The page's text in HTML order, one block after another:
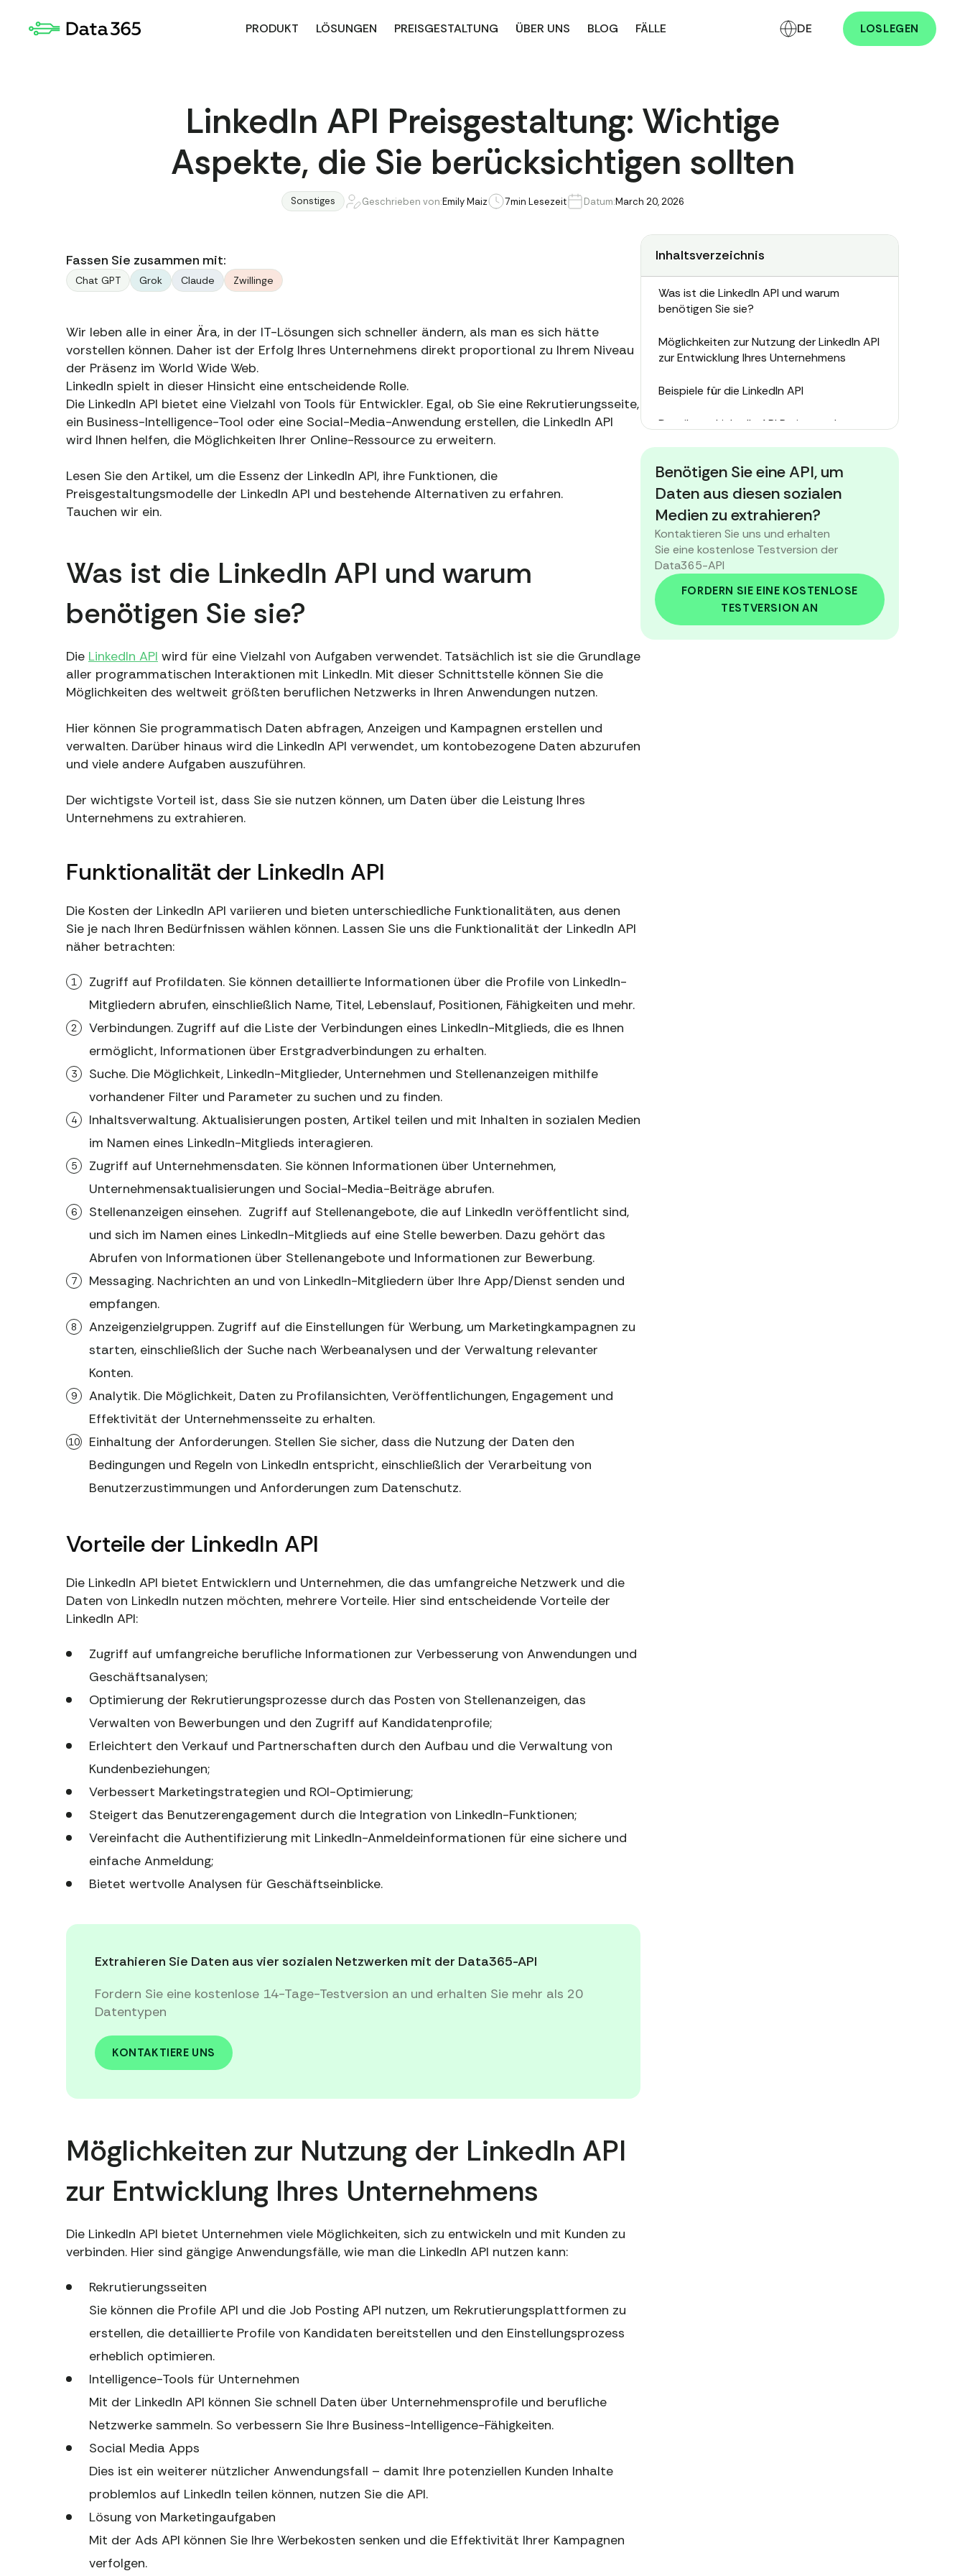
PRODUKT LÖSUNGEN PREISGESTALTUNG ÜBER UNS BLOG FÄLLE DE LOSLEGEN
LinkedIn API Preisgestaltung: Wichtige
Aspekte, die Sie berücksichtigen sollten
Sonstiges Geschrieben von:Emily Maiz 7min Lesezeit Datum:March 20, 2026
Fassen Sie zusammen mit:
Chat GPT Grok Claude Zwillinge
Wir leben alle in einer Ära, in der IT-Lösungen sich schneller ändern, als man es sich hätte
vorstellen können. Daher ist der Erfolg Ihres Unternehmens direkt proportional zu Ihrem Niveau
der Präsenz im World Wide Web.
LinkedIn spielt in dieser Hinsicht eine entscheidende Rolle.
Die LinkedIn API bietet eine Vielzahl von Tools für Entwickler. Egal, ob Sie eine Rekrutierungsseite,
ein Business-Intelligence-Tool oder eine Social-Media-Anwendung erstellen, die LinkedIn API
wird Ihnen helfen, die Möglichkeiten Ihrer Online-Ressource zu erweitern.
Lesen Sie den Artikel, um die Essenz der LinkedIn API, ihre Funktionen, die
Preisgestaltungsmodelle der LinkedIn API und bestehende Alternativen zu erfahren.
Tauchen wir ein.
Was ist die LinkedIn API und warum
benötigen Sie sie?
Die LinkedIn API wird für eine Vielzahl von Aufgaben verwendet. Tatsächlich ist sie die Grundlage
aller programmatischen Interaktionen mit LinkedIn. Mit dieser Schnittstelle können Sie die
Möglichkeiten des weltweit größten beruflichen Netzwerks in Ihren Anwendungen nutzen.
Hier können Sie programmatisch Daten abfragen, Anzeigen und Kampagnen erstellen und
verwalten. Darüber hinaus wird die LinkedIn API verwendet, um kontobezogene Daten abzurufen
und viele andere Aufgaben auszuführen.
Der wichtigste Vorteil ist, dass Sie sie nutzen können, um Daten über die Leistung Ihres
Unternehmens zu extrahieren.
Funktionalität der LinkedIn API
Die Kosten der LinkedIn API variieren und bieten unterschiedliche Funktionalitäten, aus denen
Sie je nach Ihren Bedürfnissen wählen können. Lassen Sie uns die Funktionalität der LinkedIn API
näher betrachten:
Zugriff auf Profildaten. Sie können detaillierte Informationen über die Profile von LinkedIn-
Mitgliedern abrufen, einschließlich Name, Titel, Lebenslauf, Positionen, Fähigkeiten und mehr.
Verbindungen. Zugriff auf die Liste der Verbindungen eines LinkedIn-Mitglieds, die es Ihnen
ermöglicht, Informationen über Erstgradverbindungen zu erhalten.
Suche. Die Möglichkeit, LinkedIn-Mitglieder, Unternehmen und Stellenanzeigen mithilfe
vorhandener Filter und Parameter zu suchen und zu finden.
Inhaltsverwaltung. Aktualisierungen posten, Artikel teilen und mit Inhalten in sozialen Medien
im Namen eines LinkedIn-Mitglieds interagieren.
Zugriff auf Unternehmensdaten. Sie können Informationen über Unternehmen,
Unternehmensaktualisierungen und Social-Media-Beiträge abrufen.
Stellenanzeigen einsehen. Zugriff auf Stellenangebote, die auf LinkedIn veröffentlicht sind,
und sich im Namen eines LinkedIn-Mitglieds auf eine Stelle bewerben. Dazu gehört das
Abrufen von Informationen über Stellenangebote und Informationen zur Bewerbung.
Messaging. Nachrichten an und von LinkedIn-Mitgliedern über Ihre App/Dienst senden und
empfangen.
Anzeigenzielgruppen. Zugriff auf die Einstellungen für Werbung, um Marketingkampagnen zu
starten, einschließlich der Suche nach Werbeanalysen und der Verwaltung relevanter
Konten.
Analytik. Die Möglichkeit, Daten zu Profilansichten, Veröffentlichungen, Engagement und
Effektivität der Unternehmensseite zu erhalten.
Einhaltung der Anforderungen. Stellen Sie sicher, dass die Nutzung der Daten den
Bedingungen und Regeln von LinkedIn entspricht, einschließlich der Verarbeitung von
Benutzerzustimmungen und Anforderungen zum Datenschutz.
Vorteile der LinkedIn API
Die LinkedIn API bietet Entwicklern und Unternehmen, die das umfangreiche Netzwerk und die
Daten von LinkedIn nutzen möchten, mehrere Vorteile. Hier sind entscheidende Vorteile der
LinkedIn API:
Zugriff auf umfangreiche berufliche Informationen zur Verbesserung von Anwendungen und
Geschäftsanalysen;
Optimierung der Rekrutierungsprozesse durch das Posten von Stellenanzeigen, das
Verwalten von Bewerbungen und den Zugriff auf Kandidatenprofile;
Erleichtert den Verkauf und Partnerschaften durch den Aufbau und die Verwaltung von
Kundenbeziehungen;
Verbessert Marketingstrategien und ROI-Optimierung;
Steigert das Benutzerengagement durch die Integration von LinkedIn-Funktionen;
Vereinfacht die Authentifizierung mit LinkedIn-Anmeldeinformationen für eine sichere und
einfache Anmeldung;
Bietet wertvolle Analysen für Geschäftseinblicke.
Extrahieren Sie Daten aus vier sozialen Netzwerken mit der Data365-API
Fordern Sie eine kostenlose 14-Tage-Testversion an und erhalten Sie mehr als 20
Datentypen
KONTAKTIERE UNS
Möglichkeiten zur Nutzung der LinkedIn API
zur Entwicklung Ihres Unternehmens
Die LinkedIn API bietet Unternehmen viele Möglichkeiten, sich zu entwickeln und mit Kunden zu
verbinden. Hier sind gängige Anwendungsfälle, wie man die LinkedIn API nutzen kann:
Rekrutierungsseiten
Sie können die Profile API und die Job Posting API nutzen, um Rekrutierungsplattformen zu
erstellen, die detaillierte Profile von Kandidaten bereitstellen und den Einstellungsprozess
erheblich optimieren.
Intelligence-Tools für Unternehmen
Mit der LinkedIn API können Sie schnell Daten über Unternehmensprofile und berufliche
Netzwerke sammeln. So verbessern Sie Ihre Business-Intelligence-Fähigkeiten.
Social Media Apps
Dies ist ein weiterer nützlicher Anwendungsfall – damit Ihre potenziellen Kunden Inhalte
problemlos auf LinkedIn teilen können, nutzen Sie die API.
Lösung von Marketingaufgaben
Mit der Ads API können Sie Ihre Werbekosten senken und die Effektivität Ihrer Kampagnen
verfolgen.
Inhaltsverzeichnis
Was ist die LinkedIn API und warum
benötigen Sie sie?
Möglichkeiten zur Nutzung der LinkedIn API
zur Entwicklung Ihres Unternehmens
Beispiele für die LinkedIn API
Details zur LinkedIn API Preisgestaltung
Wie wählt man den richtigen Preisplan für
die LinkedIn-Profil-API?
Was sind die Alternativen?
LinkedIn API Preisgestaltung: Fazit
Benötigen Sie eine API, um
Daten aus diesen sozialen
Medien zu extrahieren?
Kontaktieren Sie uns und erhalten
Sie eine kostenlose Testversion der
Data365-API
FORDERN SIE EINE KOSTENLOSE
TESTVERSION AN